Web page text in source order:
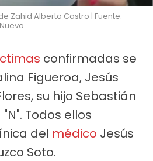
Zahid Alberto Castro | Fuente:
confirmadas se
Figueroa, Jesús
su hijo Sebastián
Todos ellos
del médico Jesús
Soto.